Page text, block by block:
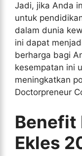
Jadi, jika Anda
untuk
dalam dunia
ini dapat
berharga bagi
kesempatan ini
meningkatkan
Doctorpreneur
Benefit
Ekles